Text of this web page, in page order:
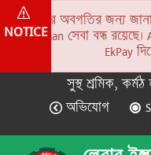
NOTICE
সকলের অবগতির জন্য
Chalaan সেবা বন্ধ
EkPay
সুস্থ শ্রমিক,
অভিযোগ